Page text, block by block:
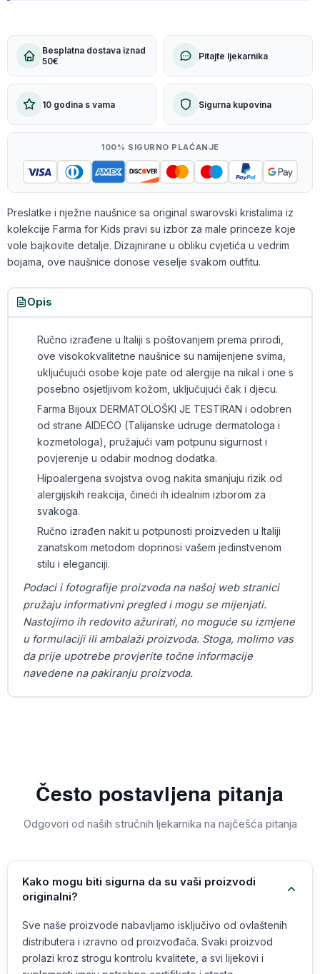
Besplatna dostava iznad
50€
Pitajte ljekarnika
10 godina s vama Sigurna kupovina
100% SIGURNO PLAĆANJE
Preslatke i nježne naušnice sa original swarovski kristalima iz
kolekcije Farma for Kids pravi su izbor za male princeze koje
vole bajkovite detalje. Dizajnirane u obliku cvjetića u vedrim
bojama, ove naušnice donose veselje svakom outfitu.
Opis
Ručno izrađene u Italiji s poštovanjem prema prirodi,
ove visokokvalitetne naušnice su namijenjene svima,
uključujući osobe koje pate od alergije na nikal i one s
posebno osjetljivom kožom, uključujući čak i djecu.
Farma Bijoux DERMATOLOŠKI JE TESTIRAN i odobren
od strane AIDECO (Talijanske udruge dermatologa i
kozmetologa), pružajući vam potpunu sigurnost i
povjerenje u odabir modnog dodatka.
Hipoalergena svojstva ovog nakita smanjuju rizik od
alergijskih reakcija, čineći ih idealnim izborom za
svakoga.
Ručno izrađen nakit u potpunosti proizveden u Italiji
zanatskom metodom doprinosi vašem jedinstvenom
stilu i eleganciji.
Podaci i fotografije proizvoda na našoj web stranici
pružaju informativni pregled i mogu se mijenjati.
Nastojimo ih redovito ažurirati, no moguće su izmjene
u formulaciji ili ambalaži proizvoda. Stoga, molimo vas
da prije upotrebe provjerite točne informacije
navedene na pakiranju proizvoda.
Često postavljena pitanja
Odgovori od naših stručnih ljekarnika na najčešća pitanja
Kako mogu biti sigurna da su vaši proizvodi
originalni?
Sve naše proizvode nabavljamo isključivo od ovlaštenih
distributera i izravno od proizvođača. Svaki proizvod
prolazi kroz strogu kontrolu kvalitete, a svi lijekovi i